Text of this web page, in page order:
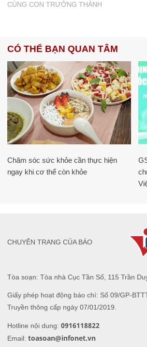
CÙNG CON TRƯỞNG THÀNH
CÓ THỂ BẠN QUAN TÂM
Chăm sóc sức khỏe cần thực hiện
ngay khi cơ thể còn khỏe
Tòa soạn: Tòa nhà Cục Tần Số, 115 Trần
Giấy phép hoạt động báo chí: Số 09/GP-
Truyền thông cấp ngày 07/01/2019.
Hotline nội dung: 0916118822
Email: toasoan@infonet.vn
CHUYÊN TRANG CỦA BÁO